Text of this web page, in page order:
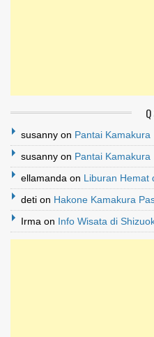
susanny on Pantai Kamakura
susanny on Pantai Kamakura
ellamanda on Liburan Hemat
deti on Hakone Kamakura
Irma on Info Wisata di